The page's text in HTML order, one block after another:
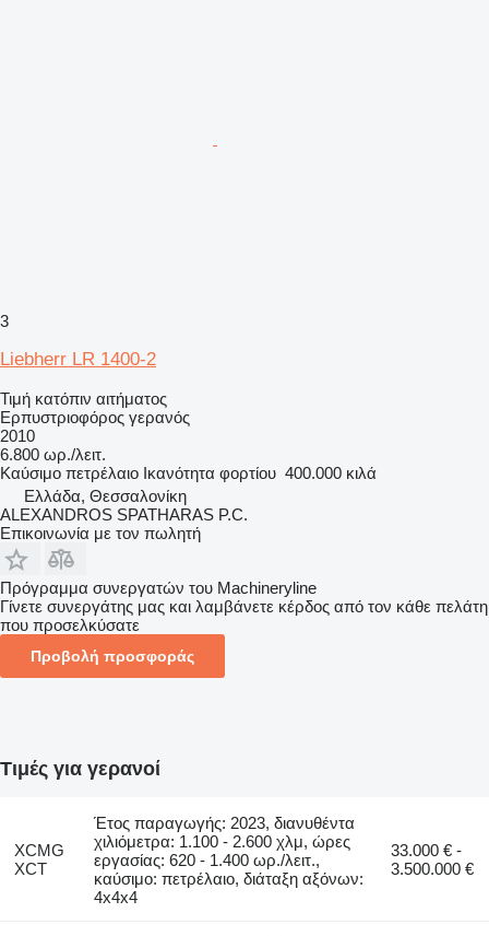
3
Liebherr LR 1400-2
Τιμή κατόπιν αιτήματος
Ερπυστριοφόρος γερανός
2010
6.800 ωρ./λειτ.
Καύσιμο πετρέλαιο Ικανότητα φορτίου 400.000 κιλά
Ελλάδα, Θεσσαλονίκη
ALEXANDROS SPATHARAS P.C.
Επικοινωνία με τον πωλητή
Πρόγραμμα συνεργατών του Machineryline
Γίνετε συνεργάτης μας και λαμβάνετε κέρδος από τον κάθε πελάτη
που προσελκύσατε
Προβολή προσφοράς
Τιμές για γερανοί
XCMG
XCT
Έτος παραγωγής: 2023, διανυθέντα
χιλιόμετρα: 1.100 - 2.600 χλμ, ώρες
εργασίας: 620 - 1.400 ωρ./λειτ.,
καύσιμο: πετρέλαιο, διάταξη αξόνων:
4x4x4
33.000 € -
3.500.000 €